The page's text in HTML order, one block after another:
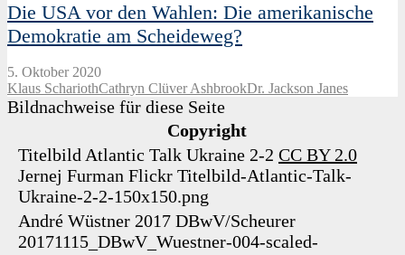
Die USA vor den Wahlen: Die amerikanische
Demokratie am Scheideweg?
5. Oktober 2020
Klaus SchariothCathryn Clüver AshbrookDr. Jackson Janes
Bildnachweise für diese Seite
Copyright
Titelbild Atlantic Talk Ukraine 2-2 CC BY 2.0
Jernej Furman Flickr Titelbild-Atlantic-Talk-
Ukraine-2-2-150x150.png
André Wüstner 2017 DBwV/Scheurer
20171115_DBwV_Wuestner-004-scaled-